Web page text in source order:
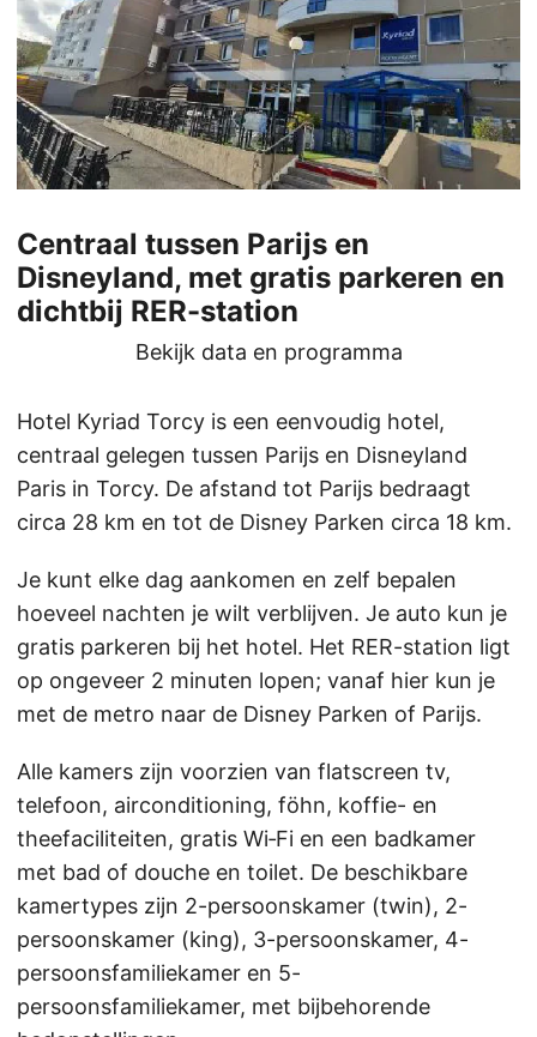
Centraal tussen Parijs en
Disneyland, met gratis parkeren en
dichtbij RER-station
Bekijk data en programma
Hotel Kyriad Torcy is een eenvoudig hotel,
centraal gelegen tussen Parijs en Disneyland
Paris in Torcy. De afstand tot Parijs bedraagt
circa 28 km en tot de Disney Parken circa 18 km.
Je kunt elke dag aankomen en zelf bepalen
hoeveel nachten je wilt verblijven. Je auto kun je
gratis parkeren bij het hotel. Het RER-station ligt
op ongeveer 2 minuten lopen; vanaf hier kun je
met de metro naar de Disney Parken of Parijs.
Alle kamers zijn voorzien van flatscreen tv,
telefoon, airconditioning, föhn, koffie- en
theefaciliteiten, gratis Wi‑Fi en een badkamer
met bad of douche en toilet. De beschikbare
kamertypes zijn 2-persoonskamer (twin), 2-
persoonskamer (king), 3-persoonskamer, 4-
persoonsfamiliekamer en 5-
persoonsfamiliekamer, met bijbehorende